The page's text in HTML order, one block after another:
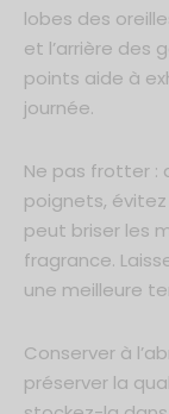
lobes des
et l’arrière des
points aide à
journée.
Ne pas frotter :
poignets, évitez
peut briser les
fragrance.
une meilleure
Conserver à
préserver la